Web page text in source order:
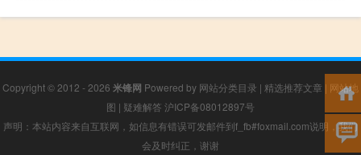
Copyright © 2012 - 2026 米锋网 Powered by 网站分类目录 | 精选推荐文章 | 网站地
图 | 疑难解答 沪ICP备08012897号
声明：本站内容来自互联网，如信息有错误可发邮件到f_fb#foxmail.com说明，我们
会及时纠正，谢谢